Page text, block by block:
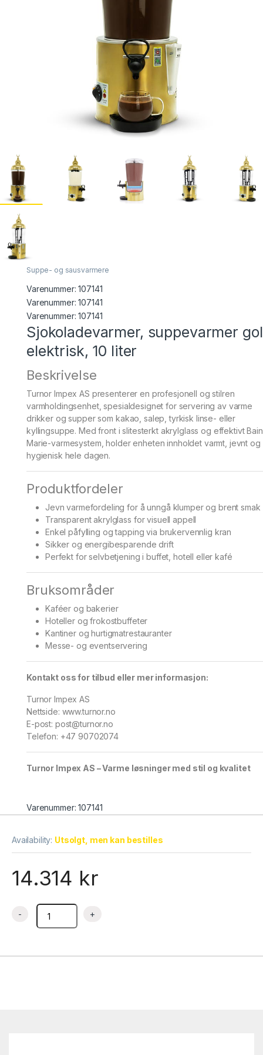
Suppe- og sausvarmere
Varenummer:107141
Varenummer: 107141
Varenummer:107141
Sjokoladevarmer, suppevarmer
elektrisk, 10 liter
Beskrivelse
Turnor Impex AS presenterer en profesjonell og stilren
varmholdingsenhet, spesialdesignet for servering av varme
drikker og supper som kakao, salep, tyrkisk linse- eller
kyllingsuppe. Med front i slitesterkt akrylglass og effektivt
Marie-varmesystem, holder enheten innholdet varmt, jevnt og
hygienisk hele dagen.
Produktfordeler
Jevn varmefordeling for å unngå klumper og brent smak
Transparent akrylglass for visuell appell
Enkel påfylling og tapping via brukervennlig kran
Sikker og energibesparende drift
Perfekt for selvbetjening i buffet, hotell eller kafé
Bruksområder
Kaféer og bakerier
Hoteller og frokostbuffeter
Kantiner og hurtigmatrestauranter
Messe- og eventservering
Kontakt oss for tilbud eller mer informasjon:
Turnor Impex AS
Nettside: www.turnor.no
E-post: post@turnor.no
Telefon: +47 90702074
Turnor Impex AS – Varme løsninger med stil og kvalitet
Varenummer: 107141
Availability: Utsolgt, men kan bestilles
14.314 kr
Sjokoladevarmer, suppevarmer gold elektrisk, 10 liter